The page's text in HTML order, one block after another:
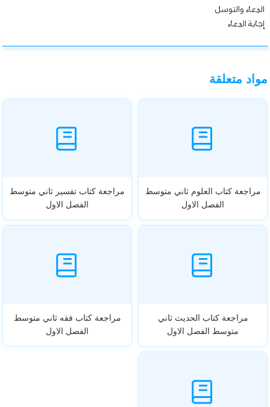
الدعاء والتوسل
إجابة الدعاء
مواد متعلقة
مراجعة كتاب العلوم ثاني متوسط
الفصل الاول
مراجعة كتاب تفسير ثاني متوسط
الفصل الاول
مراجعة كتاب الحديث ثاني
متوسط الفصل الاول
مراجعة كتاب فقه ثاني متوسط
الفصل الاول